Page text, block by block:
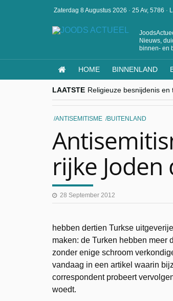
Zaterdag 8 Augustus 2026 · 25 Av, 5786 ·
Nieuws,
binnen- en
HOME BINNENLAND
LAATSTE Religieuze besnijdenis
“Besnijdenisdebat toont
CITYTRIP | ROEMENIË
“Vandaag zit elke Jood in
ANTISEMITISME BUITENLAND
rijke
28 September 2012
hebben dertien Turkse
maken: de Turken hebben meer
zonder enige schroom
vandaag in een artikel waarin
correspondent probeert
woedt.